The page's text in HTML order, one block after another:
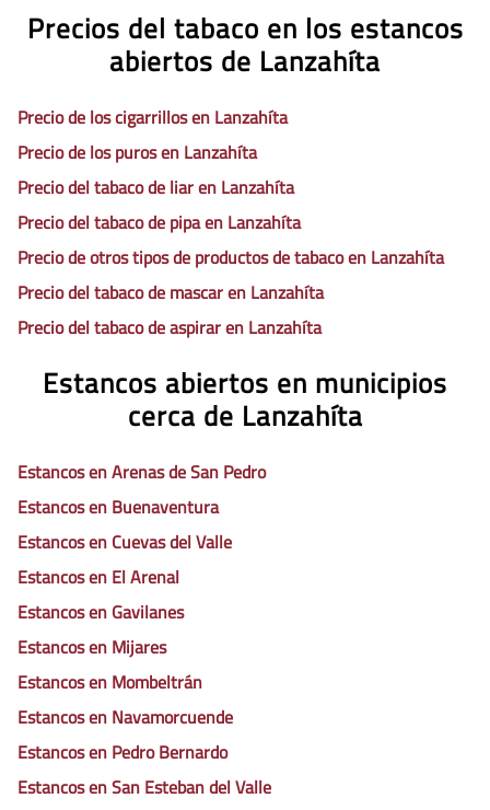
Precios del tabaco en los estancos
abiertos de Lanzahíta
Precio de los cigarrillos en Lanzahíta
Precio de los puros en Lanzahíta
Precio del tabaco de liar en Lanzahíta
Precio del tabaco de pipa en Lanzahíta
Precio de otros tipos de productos de tabaco en Lanzahíta
Precio del tabaco de mascar en Lanzahíta
Precio del tabaco de aspirar en Lanzahíta
Estancos abiertos en municipios
cerca de Lanzahíta
Estancos en Arenas de San Pedro
Estancos en Buenaventura
Estancos en Cuevas del Valle
Estancos en El Arenal
Estancos en Gavilanes
Estancos en Mijares
Estancos en Mombeltrán
Estancos en Navamorcuende
Estancos en Pedro Bernardo
Estancos en San Esteban del Valle